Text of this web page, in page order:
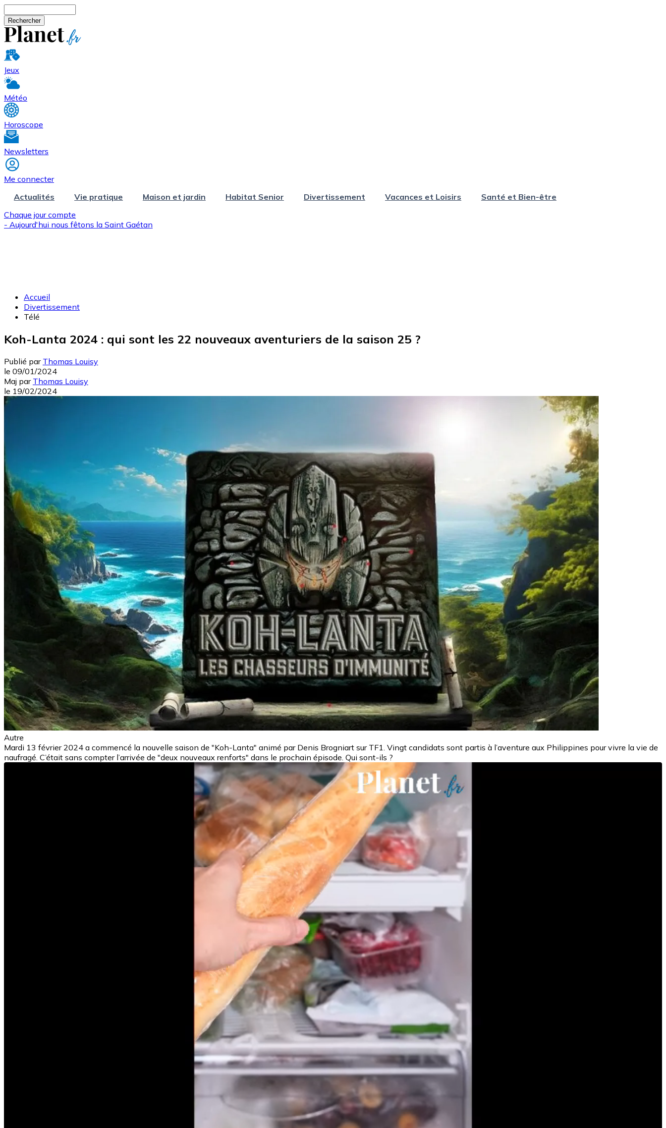
Jeux
Météo
Horoscope
Newsletters
Me connecter
Actualités
Vie pratique Maison et jardin Habitat Senior Divertissement Vacances et Loisirs
Santé et Bien-être
Chaque jour compte
- Aujourd'hui nous fêtons la Saint Gaétan
Accueil
Divertissement
Télé
Koh-Lanta 2024 : qui sont les 22 nouveaux aventuriers de la saison 25 ?
Publié par Thomas Louisy
le 09/01/2024
Maj par Thomas Louisy
le 19/02/2024
Autre
Mardi 13 février 2024 a commencé la nouvelle saison de "Koh-Lanta" animé par Denis Brogniart sur TF1. Vingt candidats sont partis à l’aventure aux Philippines pour vivre la vie de
naufragé. C’était sans compter l’arrivée de "deux nouveaux renforts" dans le prochain épisode. Qui sont-ils ?